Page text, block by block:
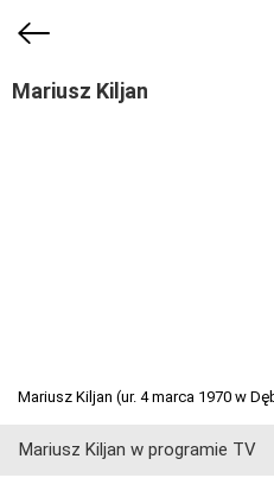
Mariusz Kiljan
Mariusz Kiljan (ur. 4 marca 1970 w
Mariusz Kiljan w programie TV